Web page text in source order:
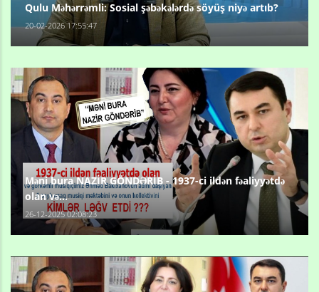
Qulu Məhərrəmli: Sosial şəbəkələrdə söyüş niyə artıb?
20-02-2026 17:55:47
Məni bura NAZİR GÖNDƏRİB - 1937-ci ildən fəaliyyətdə
olan və...
26-12-2025 02:08:23